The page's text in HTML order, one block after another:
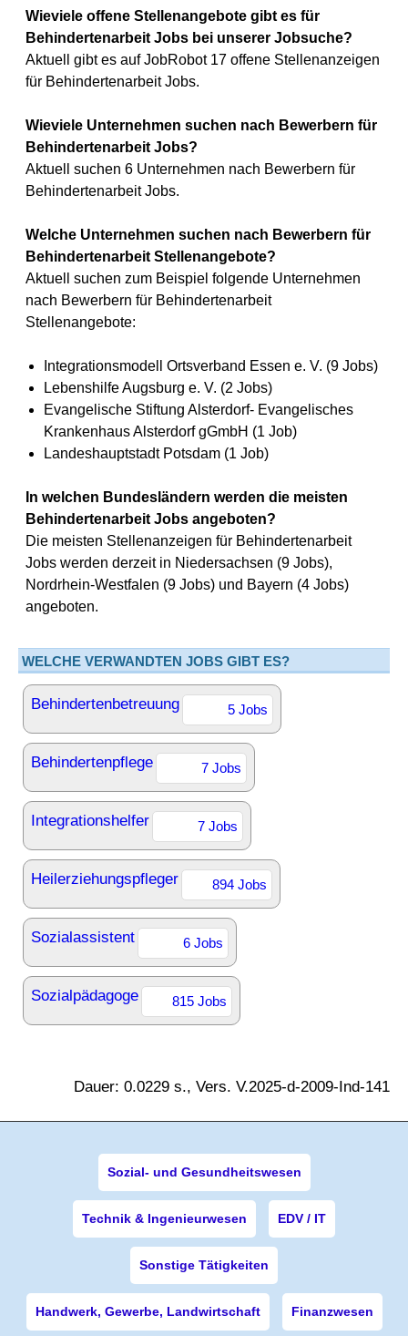
Wieviele offene Stellenangebote gibt es für
Behindertenarbeit Jobs bei unserer Jobsuche?
Aktuell gibt es auf JobRobot 17 offene Stellenanzeigen
für Behindertenarbeit Jobs.
Wieviele Unternehmen suchen nach Bewerbern für
Behindertenarbeit Jobs?
Aktuell suchen 6 Unternehmen nach Bewerbern für
Behindertenarbeit Jobs.
Welche Unternehmen suchen nach Bewerbern für
Behindertenarbeit Stellenangebote?
Aktuell suchen zum Beispiel folgende Unternehmen
nach Bewerbern für Behindertenarbeit
Stellenangebote:
Integrationsmodell Ortsverband Essen e. V. (9 Jobs)
Lebenshilfe Augsburg e. V. (2 Jobs)
Evangelische Stiftung Alsterdorf- Evangelisches
Krankenhaus Alsterdorf gGmbH (1 Job)
Landeshauptstadt Potsdam (1 Job)
In welchen Bundesländern werden die meisten
Behindertenarbeit Jobs angeboten?
Die meisten Stellenanzeigen für Behindertenarbeit
Jobs werden derzeit in Niedersachsen (9 Jobs),
Nordrhein-Westfalen (9 Jobs) und Bayern (4 Jobs)
angeboten.
WELCHE VERWANDTEN JOBS GIBT ES?
Behindertenbetreuung 5 Jobs
Behindertenpflege 7 Jobs
Integrationshelfer 7 Jobs
Heilerziehungspfleger 894 Jobs
Sozialassistent 6 Jobs
Sozialpädagoge 815 Jobs
Dauer: 0.0229 s., Vers. V.2025-d-2009-Ind-141
Sozial- und Gesundheitswesen
Technik & Ingenieurwesen EDV / IT
Sonstige Tätigkeiten
Handwerk, Gewerbe, Landwirtschaft Finanzwesen